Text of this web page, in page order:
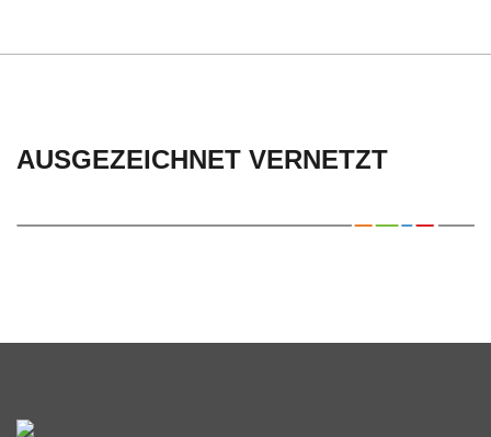
L
AUSGEZEICHNET VERNETZT